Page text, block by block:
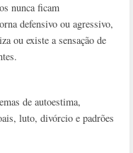
nunca ficam
defensivo ou agressivo,
ou existe a sensação de
de autoestima,
luto, divórcio e padrões